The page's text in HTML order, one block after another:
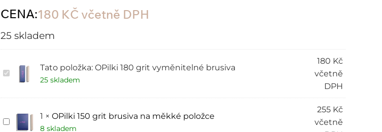
CENA:180 KČ včetně DPH
25 skladem
OPilki
180
vyměnitelné
Tato položka: OPilki 180 grit vyměnitelné brusiva
25 skladem
180 Kč
včetně
DPH
OPilki
150
1 × OPilki 150 grit brusiva na měkké položce
8 skladem
255 Kč
včetně